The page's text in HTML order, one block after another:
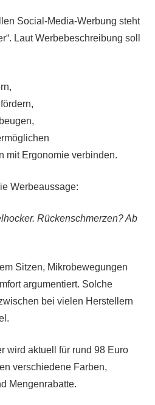
Social-Media-Werbung steht
Laut Werbebeschreibung soll
mit Ergonomie verbinden.
Werbeaussage:
Rückenschmerzen? Ab
Sitzen, Mikrobewegungen
argumentiert. Solche
bei vielen Herstellern
wird aktuell für rund 98 Euro
verschiedene Farben,
Mengenrabatte.